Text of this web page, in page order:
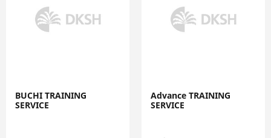
BUCHI TRAINING
SERVICE
Advance TRAINING
SERVICE